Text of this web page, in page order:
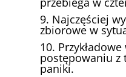
9. Najczęściej
zbiorowe w
10.
postępowaniu z
paniki.